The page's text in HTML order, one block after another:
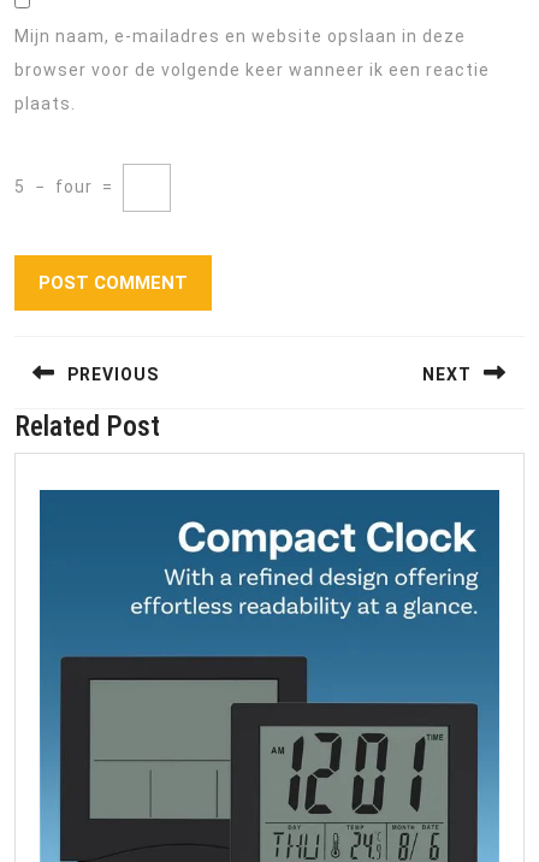
Mijn naam, e-mailadres en website opslaan in deze
browser voor de volgende keer wanneer ik een reactie
plaats.
5 − four =
PREVIOUS
Previous
post:
NEXT
post:
Related Post